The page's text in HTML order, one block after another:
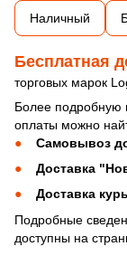
Наличный
Бесплатная
торговых марок
Более подробную
оплаты можно
Самовывоз
Доставка
Доставка
Подробные
доступны на